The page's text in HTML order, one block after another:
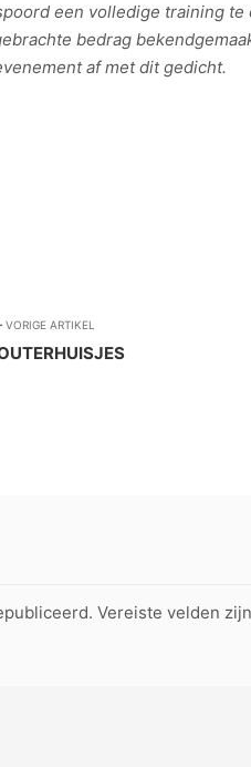
een volledige training te
bedrag
af met dit gedicht.
VORIGE ARTIKEL
Vereiste velden